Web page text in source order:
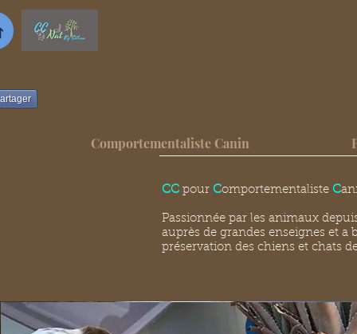
Comportementaliste Canin
CC pour Comportementaliste C
Passionnée par les animaux
auprès de grandes enseignes et
préservation des chiens et chats